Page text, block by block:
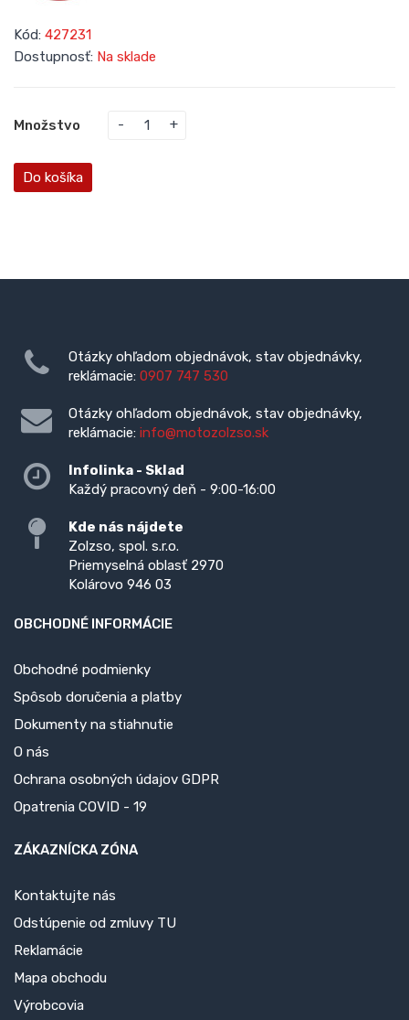
Kód: 427231
Dostupnosť: Na sklade
Množstvo
Do košíka
Otázky ohľadom objednávok, stav objednávky,
reklámacie: 0907 747 530
Otázky ohľadom objednávok, stav objednávky,
reklámacie: info@motozolzso.sk
Infolinka - Sklad
Každý pracovný deň - 9:00-16:00
Kde nás nájdete
Zolzso, spol. s.r.o.
Priemyselná oblasť 2970
Kolárovo 946 03
OBCHODNÉ INFORMÁCIE
Obchodné podmienky
Spôsob doručenia a platby
Dokumenty na stiahnutie
O nás
Ochrana osobných údajov GDPR
Opatrenia COVID - 19
ZÁKAZNÍCKA ZÓNA
Kontaktujte nás
Odstúpenie od zmluvy TU
Reklamácie
Mapa obchodu
Výrobcovia